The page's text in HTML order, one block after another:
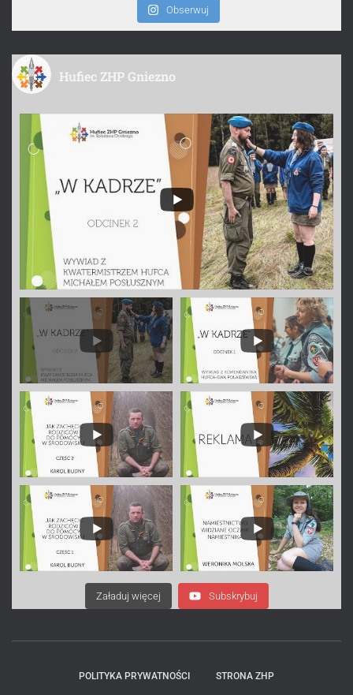
Obserwuj
Hufiec ZHP Gniezno
Załaduj więcej Subskrybuj
POLITYKA PRYWATNOŚCI STRONA ZHP